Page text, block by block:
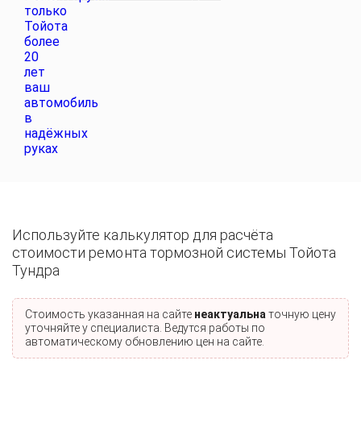
Используйте калькулятор для расчёта
стоимости ремонта тормозной системы Тойота
Тундра
Стоимость указанная на сайте неактуальна точную цену
уточняйте у специалиста. Ведутся работы по
автоматическому обновлению цен на сайте.